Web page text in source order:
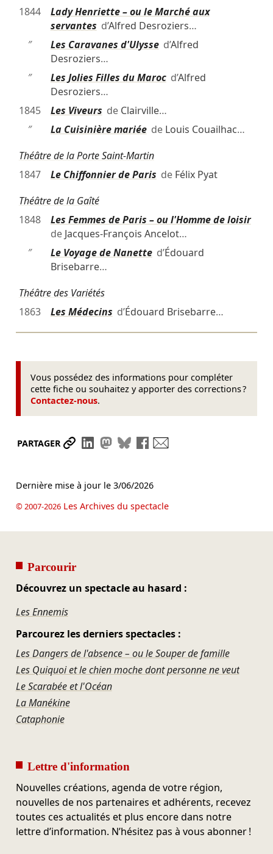
1844
Lady Henriette – ou le Marché aux
servantes d’Alfred Desroziers…
″
Les Caravanes d'Ulyssed’Alfred
Desroziers…
″
Les Jolies Filles du Marocd’Alfred
Desroziers…
1845
Les Viveurs de Clairville…
″
La Cuisinière mariéede Louis Couailhac…
Théâtre de la Porte Saint-Martin
1847
Le Chiffonnier de Paris de Félix Pyat
Théâtre de la Gaîté
1848
Les Femmes de Paris – ou l'Homme de loisir
de Jacques-François Ancelot…
″
Le Voyage de Nanetted’Édouard
Brisebarre…
Théâtre des Variétés
1863
Les Médecins d’Édouard Brisebarre…
Vous possédez des informations pour compléter
cette fiche ou souhaitez y apporter des corrections ?
Contactez-nous.
PARTAGER Partager le lien
Partager sur LinkedIn
Partager sur Mastodon
Partager sur Bluesky
Partager sur Facebook
Dernière mise à jour le 3/06/2026
© 2007-2026Les Archives du spectacle
Parcourir
Découvrez un spectacle au hasard :
Les Ennemis
Parcourez les derniers spectacles :
Les Dangers de l'absence – ou le Souper de famille
Les Quiquoi et le chien moche dont personne ne veut
Le Scarabée et l'Océan
La Manékine
Cataphonie
Lettre d'information
Nouvelles créations, agenda de votre région,
nouvelles de nos partenaires et adhérents, recevez
toutes ces actualités et plus encore dans notre
lettre d’information. N’hésitez pas à vous abonner !